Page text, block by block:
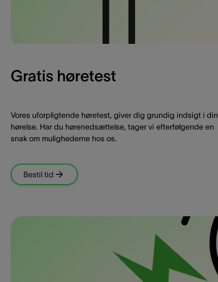
Gratis høretest
Vores uforpligtende høretest, giver dig grundig indsigt i din
hørelse. Har du hørenedsættelse, tager vi efterfølgende en
snak om mulighederne hos os.
Bestil tid